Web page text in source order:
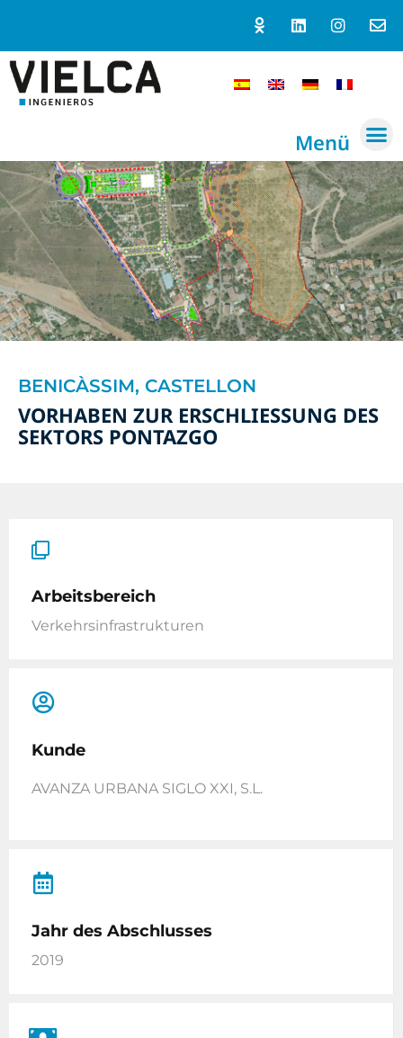
Menü
BENICÀSSIM, CASTELLON
VORHABEN ZUR ERSCHLIESSUNG DES
SEKTORS PONTAZGO
Arbeitsbereich
Verkehrsinfrastrukturen
Kunde
AVANZA URBANA SIGLO XXI, S.L.
Jahr des Abschlusses
2019